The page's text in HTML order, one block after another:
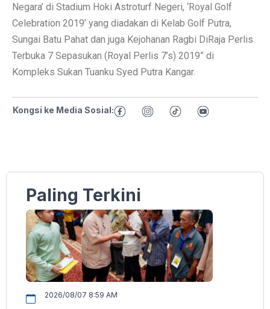
Negara’ di Stadium Hoki Astroturf Negeri, ‘Royal Golf
Celebration 2019’ yang diadakan di Kelab Golf Putra,
Sungai Batu Pahat dan juga Kejohanan Ragbi DiRaja Perlis
Terbuka 7 Sepasukan (Royal Perlis 7’s) 2019” di
Kompleks Sukan Tuanku Syed Putra Kangar.
Kongsi ke Media Sosial:
Paling Terkini
2026/08/07 8:59 AM